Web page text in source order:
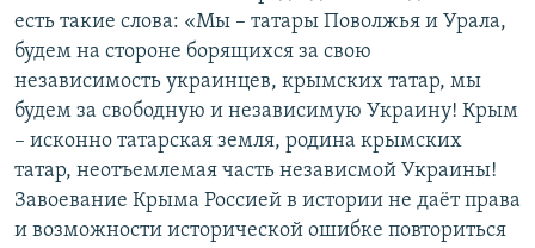
есть такие слова: «Мы – татары Поволжья и Урала,
будем на стороне борящихся за свою
независимость украинцев, крымских татар, мы
будем за свободную и независимую Украину! Крым
– исконно татарская земля, родина крымских
татар, неотъемлемая часть независмой Украины!
Завоевание Крыма Россией в истории не даёт права
и возможности исторической ошибке повториться